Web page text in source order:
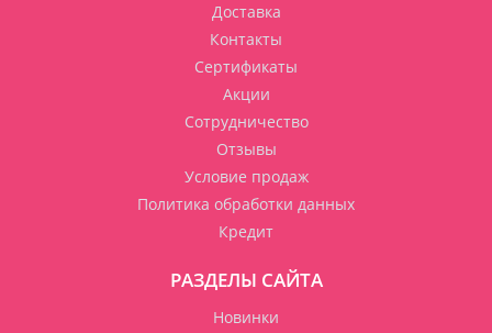
Доставка
Контакты
Сертификаты
Акции
Сотрудничество
Отзывы
Условие продаж
Политика обработки данных
Кредит
РАЗДЕЛЫ САЙТА
Новинки